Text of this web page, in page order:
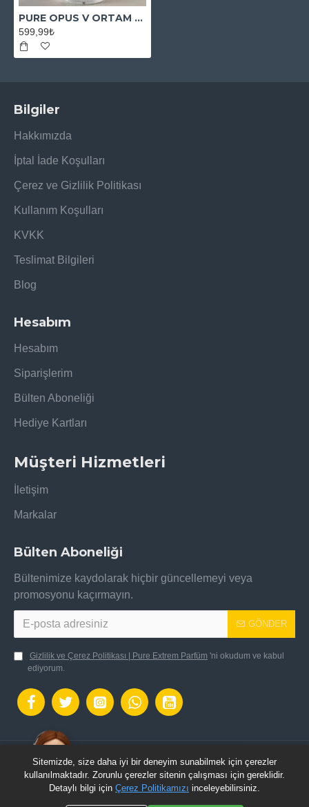
PURE OPUS V ORTAM KOKUSU
599,99₺
Bilgiler
Hakkımızda
İptal İade Koşulları
Çerez ve Gizlilik Politikası
Kullanım Koşulları
KVKK
Teslimat Bilgileri
Blog
Hesabım
Hesabım
Siparişlerim
Bülten Aboneliği
Hediye Kartları
Müşteri Hizmetleri
İletişim
Markalar
Bülten Aboneliği
Bültenimize kaydolarak hiçbir güncellemeyi veya
promosyonu kaçırmayın.
GÖNDER
Gizlilik ve Çerez Politikası | Pure Extrem Parfüm 'ni okudum ve kabul
ediyorum.
OpenCart Altyapısı ile hazılanmıştır.: Pure Extrem
Parfüm © 2024 - Tüm Hakları Saklıdır.
Sitemizde, size daha iyi bir deneyim sunabilmek için çerezler
kullanılmaktadır. Zorunlu çerezler sitenin çalışması için gereklidir.
Detaylı bilgi için Çerez Politikamızı inceleyebilirsiniz.